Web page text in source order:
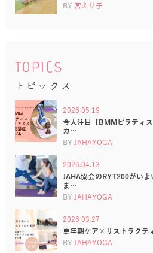
BY 宮えり子
TOPICS
トピックス
2026.05.19
今大注目【BMMピラティ
カ…
BY JAHAYOGA
2026.04.13
JAHA協会のRYT200がい
ま…
BY JAHAYOGA
2026.03.27
更年期ケア×リストラクテ
BY JAHAYOGA